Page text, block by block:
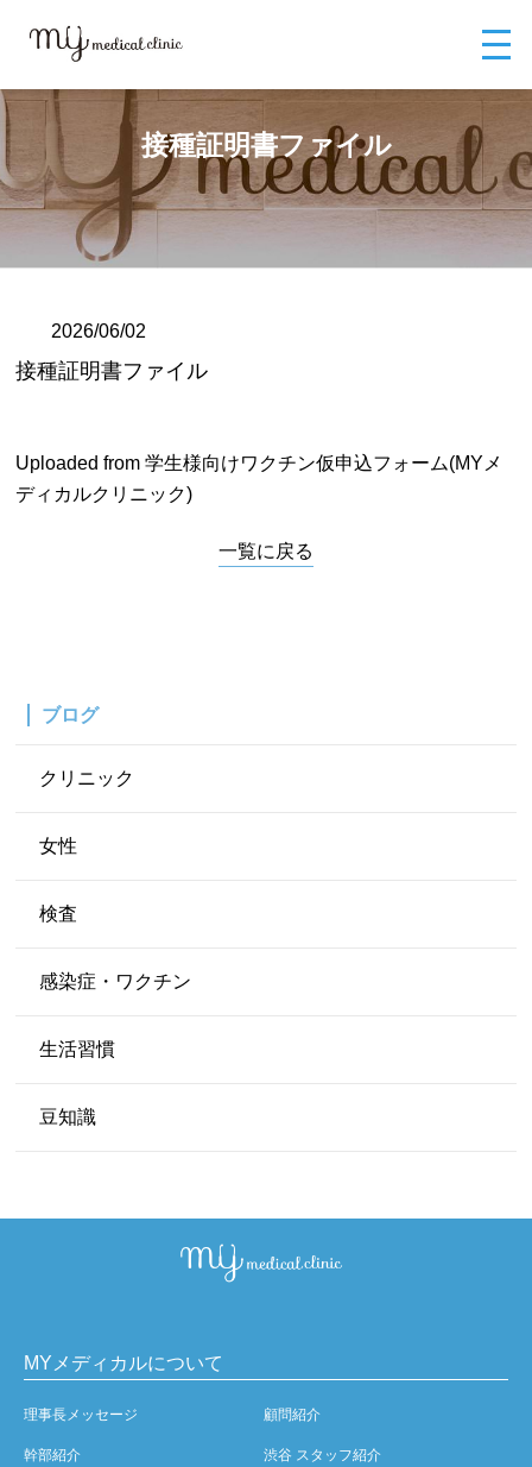
接種証明書ファイル
2026/06/02
接種証明書ファイル
Uploaded from 学生様向けワクチン仮申込フォーム(MYメ
ディカルクリニック)
一覧に戻る
ブログ
クリニック
女性
検査
感染症・ワクチン
生活習慣
豆知識
MYメディカルについて
理事長メッセージ 顧問紹介
幹部紹介 渋谷 スタッフ紹介